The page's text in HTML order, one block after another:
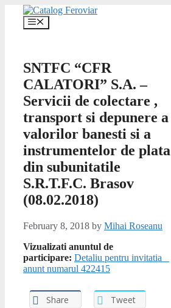
content
Menu
SNTFC “CFR
CALATORI” S.A. –
Servicii de colectare ,
transport si depunere a
valorilor banesti si a
instrumentelor de plata
din subunitatile
S.R.T.F.C. Brasov
(08.02.2018)
February 8, 2018 by Mihai Roseanu
Vizualizati anuntul de
participare: Detaliu pentru invitatia _
anunt numarul 422415
Share Tweet